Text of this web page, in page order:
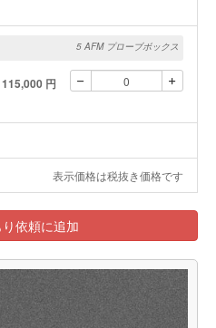
5 AFM プローブボックス
115,000 円
表示価格は税抜き価格です
り依頼に追加